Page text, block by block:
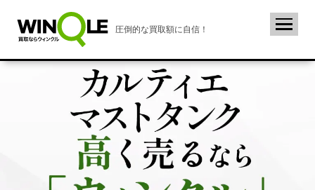
圧倒的な買取額に自信！